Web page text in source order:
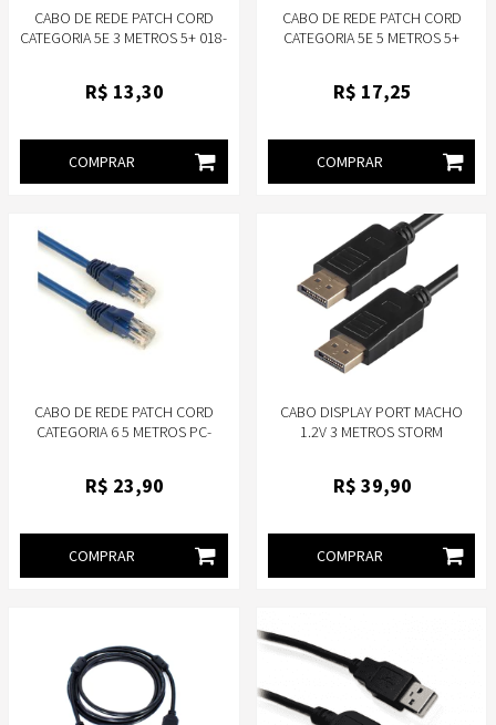
CABO DE REDE PATCH CORD
CATEGORIA 5E 3 METROS 5+ 018-
R$ 13,30
COMPRAR
CABO DE REDE PATCH CORD
CATEGORIA 5E 5 METROS 5+
R$ 17,25
COMPRAR
CABO DE REDE PATCH CORD
CATEGORIA 6 5 METROS PC-
R$ 23,90
COMPRAR
CABO DISPLAY PORT MACHO
1.2V 3 METROS STORM
R$ 39,90
COMPRAR